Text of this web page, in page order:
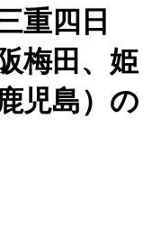
重四日
梅田、姫
児島）の